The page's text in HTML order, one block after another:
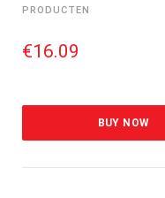
PRODUCTEN
€16.09
BUY NOW